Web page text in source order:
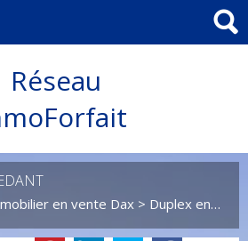
en vente Dax > Duplex en vente Dax